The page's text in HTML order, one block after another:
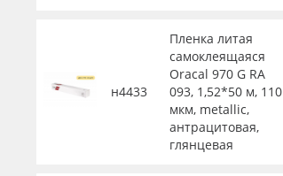
н4433
Пленка литая
самоклеящаяся
Oracal 970 G RA
093, 1,52*50 м, 110
мкм, metallic,
антрацитовая,
глянцевая